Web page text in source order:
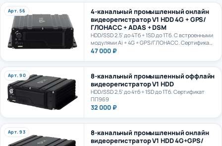
Арт. 56
4-канальный промышленный онлайн
видеорегистратор V1 HDD 4G + GPS/
ГЛОНАСС + ADAS + DSM
HDD/SSD 2.5' до 4Тб + 1SD до 1Тб. С встроенными
модулями Ai + 4G + GPS/ГЛОНАСС. Сертификат
ПП969. Сертификат ИИ ГОСТ Р 70885-2023
47 000 ₽
Арт. 90
8-канальный промышленный оффлайн
видеорегистратор V1 HDD
HDD/SSD 2,5' до 4тб + 1SD до 1Тб. Сертификат
ПП969
32 000 ₽
Арт. 93
8-канальный промышленный онлайн
видеорегистратор V1 HDD 4G+GPS/
ГЛОНАСС